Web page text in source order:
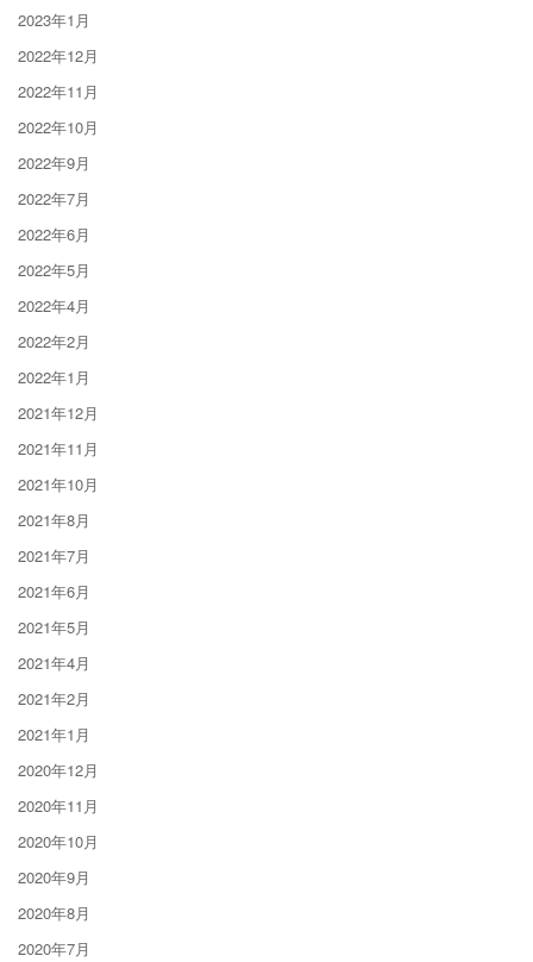
2023年1月
2022年12月
2022年11月
2022年10月
2022年9月
2022年7月
2022年6月
2022年5月
2022年4月
2022年2月
2022年1月
2021年12月
2021年11月
2021年10月
2021年8月
2021年7月
2021年6月
2021年5月
2021年4月
2021年2月
2021年1月
2020年12月
2020年11月
2020年10月
2020年9月
2020年8月
2020年7月